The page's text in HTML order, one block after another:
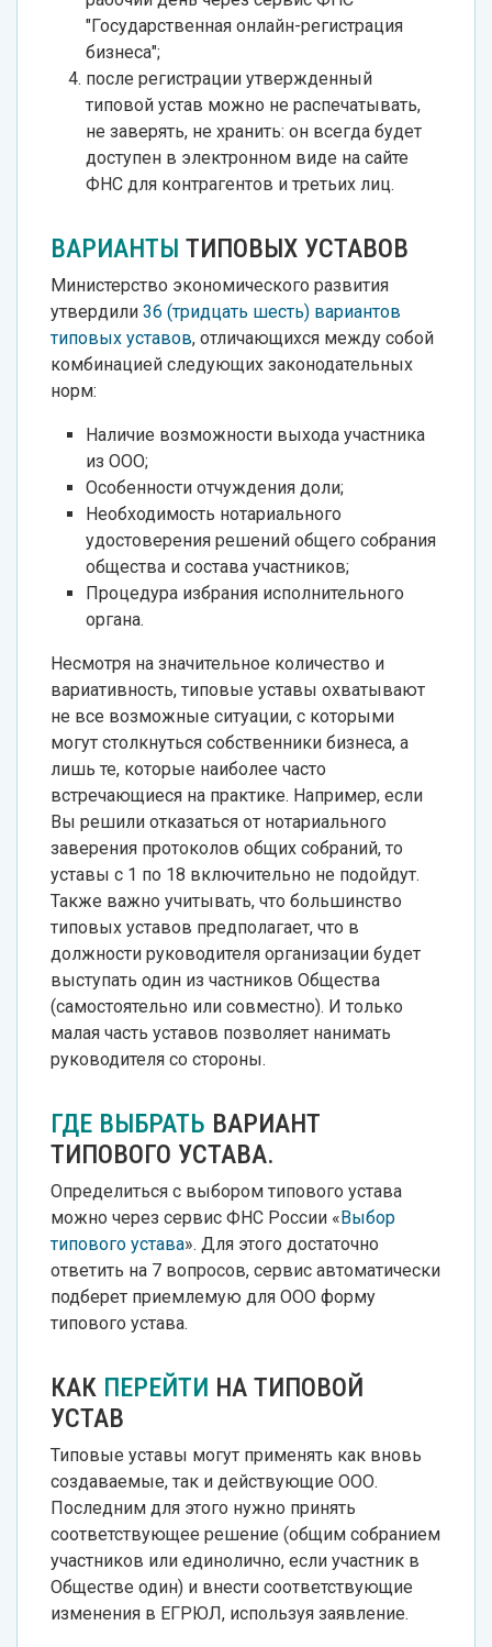
"Государственная онлайн-регистрация
бизнеса";
после регистрации утвержденный
типовой устав можно не распечатывать,
не заверять, не хранить: он всегда будет
доступен в электронном виде на сайте
ФНС для контрагентов и третьих лиц.
ВАРИАНТЫ ТИПОВЫХ УСТАВОВ
Министерство экономического развития
утвердили 36 (тридцать шесть) вариантов
типовых уставов, отличающихся между собой
комбинацией следующих законодательных
норм:
Наличие возможности выхода участника
из ООО;
Особенности отчуждения доли;
Необходимость нотариального
удостоверения решений общего собрания
общества и состава участников;
Процедура избрания исполнительного
органа.
Несмотря на значительное количество и
вариативность, типовые уставы охватывают
не все возможные ситуации, с которыми
могут столкнуться собственники бизнеса, а
лишь те, которые наиболее часто
встречающиеся на практике. Например, если
Вы решили отказаться от нотариального
заверения протоколов общих собраний, то
уставы с 1 по 18 включительно не подойдут.
Также важно учитывать, что большинство
типовых уставов предполагает, что в
должности руководителя организации будет
выступать один из частников Общества
(самостоятельно или совместно). И только
малая часть уставов позволяет нанимать
руководителя со стороны.
ГДЕ ВЫБРАТЬ ВАРИАНТ
ТИПОВОГО УСТАВА.
Определиться с выбором типового устава
можно через сервис ФНС России «Выбор
типового устава». Для этого достаточно
ответить на 7 вопросов, сервис автоматически
подберет приемлемую для ООО форму
типового устава.
КАК ПЕРЕЙТИ НА ТИПОВОЙ
УСТАВ
Типовые уставы могут применять как вновь
создаваемые, так и действующие ООО.
Последним для этого нужно принять
соответствующее решение (общим собранием
участников или единолично, если участник в
Обществе один) и внести соответствующие
изменения в ЕГРЮЛ, используя заявление.